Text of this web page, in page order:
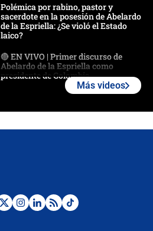
Polémica por rabino, pastor y
sacerdote en la posesión de Abelardo
de la Espriella: ¿Se violó el Estado
laico?
🔴 EN VIVO | Primer discurso de
Abelardo de la Espriella como
presidente de Colombia
Desde dermatitis hasta infecciones:
Más videos